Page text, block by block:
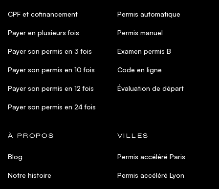
CPF et cofinancement
Payer en plusieurs fois
Payer son permis en 3 fois
Payer son permis en 10 fois
Payer son permis en 12 fois
Payer son permis en 24 fois
Permis automatique
Permis manuel
Examen permis B
Code en ligne
Évaluation de départ
À PROPOS
Blog
Notre histoire
VILLES
Permis accéléré Paris
Permis accéléré Lyon